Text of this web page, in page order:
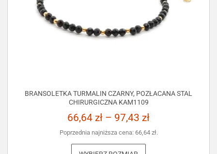
BRANSOLETKA TURMALIN CZARNY, POZŁACANA STAL
CHIRURGICZNA KAM1109
66,64 zł – 97,43 zł
Poprzednia najniższa cena: 66,64 zł.